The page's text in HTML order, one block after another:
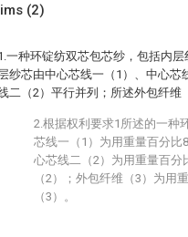
(2)
一种环锭纺双芯包芯纱，包括内
纱芯由中心芯线一（1）、中心
二（2）平行并列；所述外包纤维
2.根据权利要求1所述的一种
芯线一（1）为用重量百分比
心芯线二（2）为用重量百分
（2）；外包纤维（3）为用
（3）。